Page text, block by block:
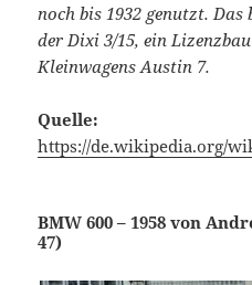
noch bis 1932 genutzt.
der Dixi 3/15, ein
Kleinwagens Austin 7.
Quelle:
https://de.wikipedia.org/
BMW 600 – 1958 von
47)